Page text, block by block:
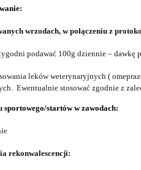
wrzodach, wpołączeniu z
podawać 1 00g dziennie – dawkę
leków weterynaryjnych (
Ewentualnie stosować zgodnie z
sportowego/startów w zawodach:
rekonwalescencji: